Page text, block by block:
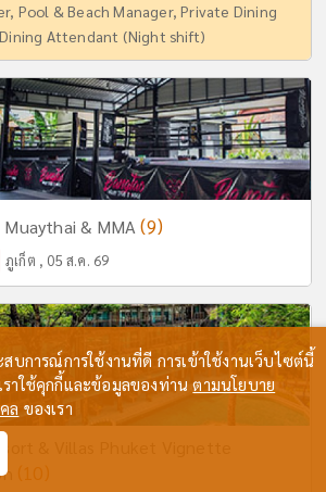
Pool & Beach Manager, Private Dining
Attendant (Night shift)
Muaythai & MMA(9)
ภูเก็ต , 05 ส.ค. 69
& Villas Phuket Vignette
(10)
บการณ์การใช้งานที่ดี การเข้าใช้งานเว็บไซต์นี้
าใช้คุกกี้และข้อมูลของท่านตามนโยบาย
ล ของเรา